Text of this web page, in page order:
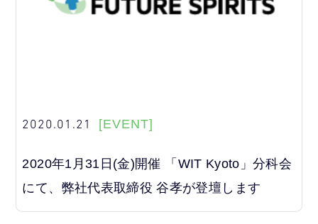
2020.01.21 [EVENT]
2020年1月31日(金)開催 「WIT Kyoto」分科会
にて、弊社代表取締役 谷孝が登壇します